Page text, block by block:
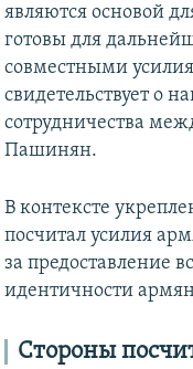
являются основой
готовы для
совместными
свидетельствует о
сотрудничества
Пашинян.
В контексте
посчитал усилия
за предоставление
идентичности
Стороны